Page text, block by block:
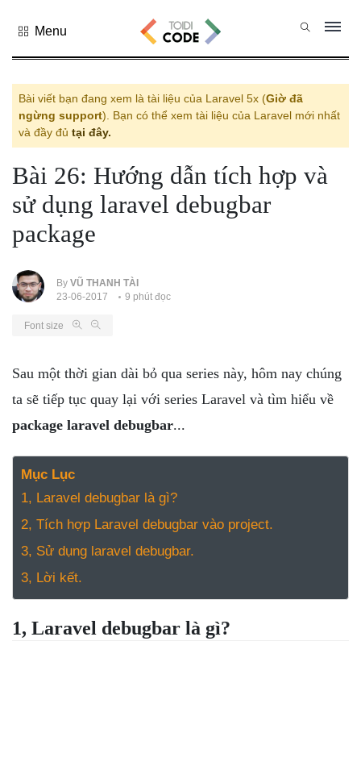
Tất cả
danh mục
PHP
PYTHON
JAVASCRIPT
NODE.JS
JAVA CORE
MONGO DB
HTML
CSS
THỦ THUẬT
SOFTWARE
TIN TỨC &
TÌM KIẾM
TIN TUYỂN
Menu
Bài viết bạn đang xem là tài liệu của Laravel 5x (Giờ đã
ngừng support). Bạn có thể xem tài liệu của Laravel mới nhất
và đầy đủ tại đây.
Bài 26: Hướng dẫn tích hợp và
sử dụng laravel debugbar
package
By VŨ THANH TÀI
23-06-2017
9 phút đọc
Font size
Sau một thời gian dài bỏ qua series này, hôm nay chúng
ta sẽ tiếp tục quay lại với series Laravel và tìm hiểu về
package laravel debugbar...
Mục Lục
1, Laravel debugbar là gì?
2, Tích hợp Laravel debugbar vào project.
3, Sử dụng laravel debugbar.
3, Lời kết.
1, Laravel debugbar là gì?